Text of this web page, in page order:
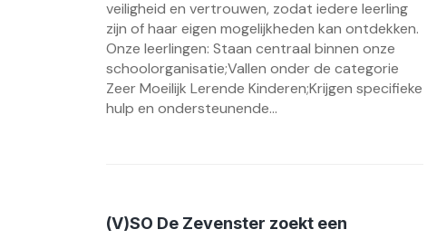
veiligheid en vertrouwen, zodat iedere leerling
zijn of haar eigen mogelijkheden kan ontdekken.
Onze leerlingen: Staan centraal binnen onze
schoolorganisatie;Vallen onder de categorie
Zeer Moeilijk Lerende Kinderen;Krijgen specifieke
hulp en ondersteunende...
(V)SO De Zevenster zoekt een